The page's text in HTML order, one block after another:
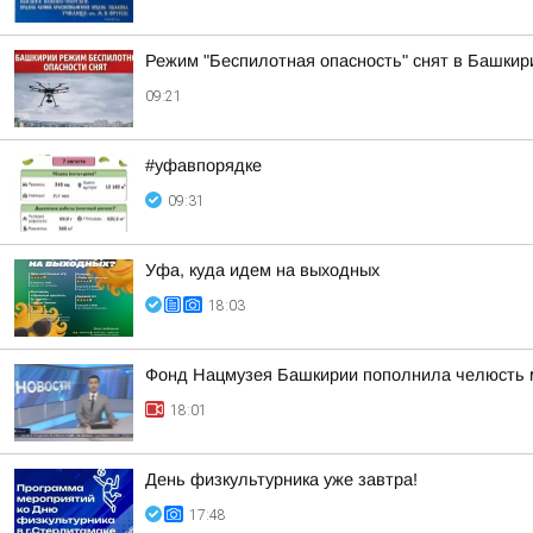
Режим "Беспилотная опасность" снят в
09:21
#уфавпорядке
09:31
Уфа, куда идем на выходных
18:03
Фонд Нацмузея Башкирии пополнила челюсть
18:01
День физкультурника уже завтра!
17:48